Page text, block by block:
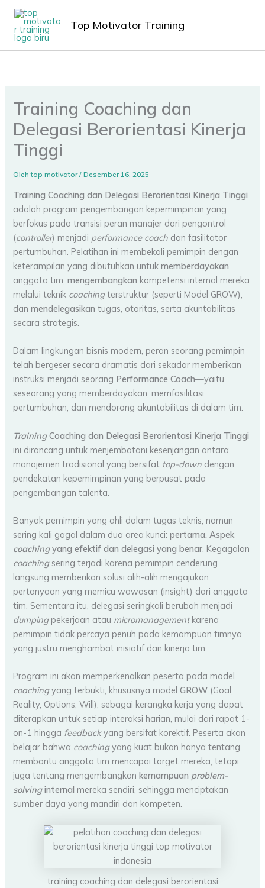
Lewati
konten
Top Motivator Training
Training Coaching dan
Delegasi Berorientasi Kinerja
Tinggi
Olehtop motivator/Desember 16, 2025
Training Coaching dan Delegasi Berorientasi Kinerja Tinggi
adalah program pengembangan kepemimpinan yang
berfokus pada transisi peran manajer dari pengontrol
(controller) menjadi performance coach dan fasilitator
pertumbuhan. Pelatihan ini membekali pemimpin dengan
keterampilan yang dibutuhkan untukmemberdayakan
anggota tim,mengembangkan kompetensi internal mereka
melalui teknik coachingterstruktur (seperti Model GROW),
danmendelegasikan tugas, otoritas, serta akuntabilitas
secara strategis.
Dalam lingkungan bisnis modern, peran seorang pemimpin
telah bergeser secara dramatis dari sekadar memberikan
instruksi menjadi seorang Performance Coach—yaitu
seseorang yang memberdayakan, memfasilitasi
pertumbuhan, dan mendorong akuntabilitas di dalam tim.
TrainingCoaching dan Delegasi Berorientasi Kinerja Tinggi
ini dirancang untuk menjembatani kesenjangan antara
manajemen tradisional yang bersifat top-down dengan
pendekatan kepemimpinan yang berpusat pada
pengembangan talenta.
Banyak pemimpin yang ahli dalam tugas teknis, namun
sering kali gagal dalam dua area kunci:pertama. Aspek
coachingyang efektif dan delegasi yang benar. Kegagalan
coachingsering terjadi karena pemimpin cenderung
langsung memberikan solusi alih-alih mengajukan
pertanyaan yang memicu wawasan (insight) dari anggota
tim. Sementara itu, delegasi seringkali berubah menjadi
dumpingpekerjaan atau micromanagementkarena
pemimpin tidak percaya penuh pada kemampuan timnya,
yang justru menghambat inisiatif dan kinerja tim.
Program ini akan memperkenalkan peserta pada model
coachingyang terbukti, khususnya modelGROW (Goal,
Reality, Options, Will), sebagai kerangka kerja yang dapat
diterapkan untuk setiap interaksi harian, mulai dari rapat 1-
on-1 hingga feedbackyang bersifat korektif. Peserta akan
belajar bahwa coachingyang kuat bukan hanya tentang
membantu anggota tim mencapai target mereka, tetapi
juga tentang mengembangkankemampuan problem-
solvinginternal mereka sendiri, sehingga menciptakan
sumber daya yang mandiri dan kompeten.
training coaching dan delegasi berorientasi